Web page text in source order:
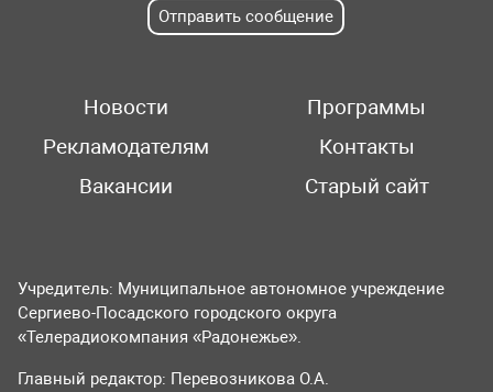
Отправить сообщение
Новости
Программы
Рекламодателям
Контакты
Вакансии
Старый сайт
Учредитель: Муниципальное автономное учреждение
Сергиево-Посадского городского округа
«Телерадиокомпания «Радонежье».
Главный редактор: Перевозникова О.А.